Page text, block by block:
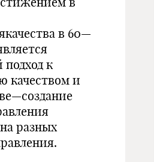
в 60—
к
качест­вом и
разных